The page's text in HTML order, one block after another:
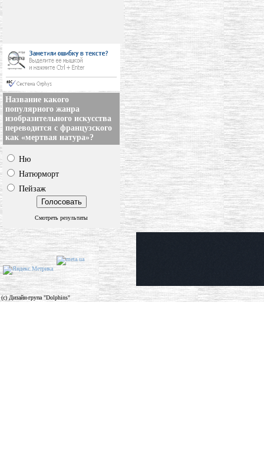
Название какого
популярного жанра
изобразительного искусства
переводится с французского
как «мертвая натура»?
Ню
Натюрморт
Пейзаж
Смотреть результаты
(c) Дизайн-група "Dolphins"